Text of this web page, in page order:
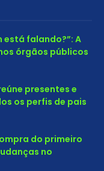
está falando?”: A
órgãos públicos
presentes e
os perfis de pais
do primeiro
no